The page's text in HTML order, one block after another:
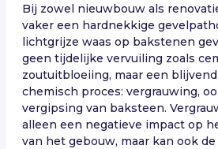
Bij zowel nieuwbouw als
vaker een hardnekkige
lichtgrijze waas op bakstenen
geen tijdelijke vervuiling zoals
zoutuitbloeiing, maar een
chemisch proces: vergrauwing,
vergipsing van baksteen.
alleen een negatieve impact op
van het gebouw, maar kan ook de